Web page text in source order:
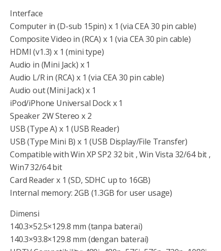
Interface
Computer in (D-sub 15pin) x 1 (via CEA 30 pin cable)
Composite Video in (RCA) x 1 (via CEA 30 pin cable)
HDMI (v1.3) x 1 (mini type)
Audio in (Mini Jack) x 1
Audio L/R in (RCA) x 1 (via CEA 30 pin cable)
Audio out (Mini Jack) x 1
iPod/iPhone Universal Dock x 1
Speaker 2W Stereo x 2
USB (Type A) x 1 (USB Reader)
USB (Type Mini B) x 1 (USB Display/File Transfer)
Compatible with Win XP SP2 32 bit , Win Vista 32/64 bit ,
Win7 32/64 bit
Card Reader x 1 (SD, SDHC up to 16GB)
Internal memory: 2GB (1.3GB for user usage)
Dimensi
140.3×52.5×129.8 mm (tanpa baterai)
140.3×93.8×129.8 mm (dengan baterai)